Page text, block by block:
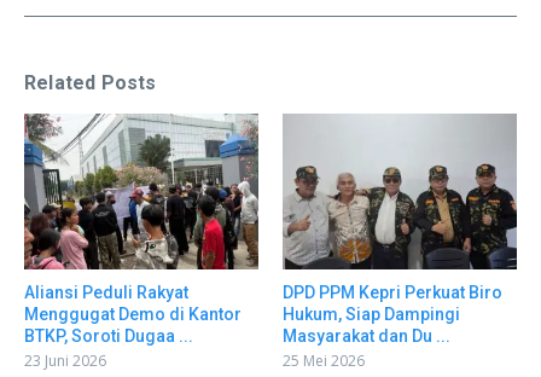
Related Posts
Aliansi Peduli Rakyat
Menggugat Demo di Kantor
BTKP, Soroti Dugaa ...
23 Juni 2026
DPD PPM Kepri Perkuat Biro
Hukum, Siap Dampingi
Masyarakat dan Du ...
25 Mei 2026